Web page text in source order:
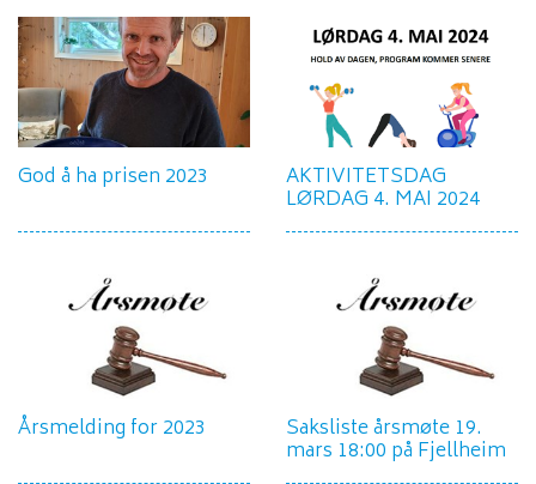
God å ha prisen 2023 AKTIVITETSDAG
LØRDAG 4. MAI 2024
Årsmelding for 2023 Saksliste årsmøte 19.
mars 18:00 på Fjellheim